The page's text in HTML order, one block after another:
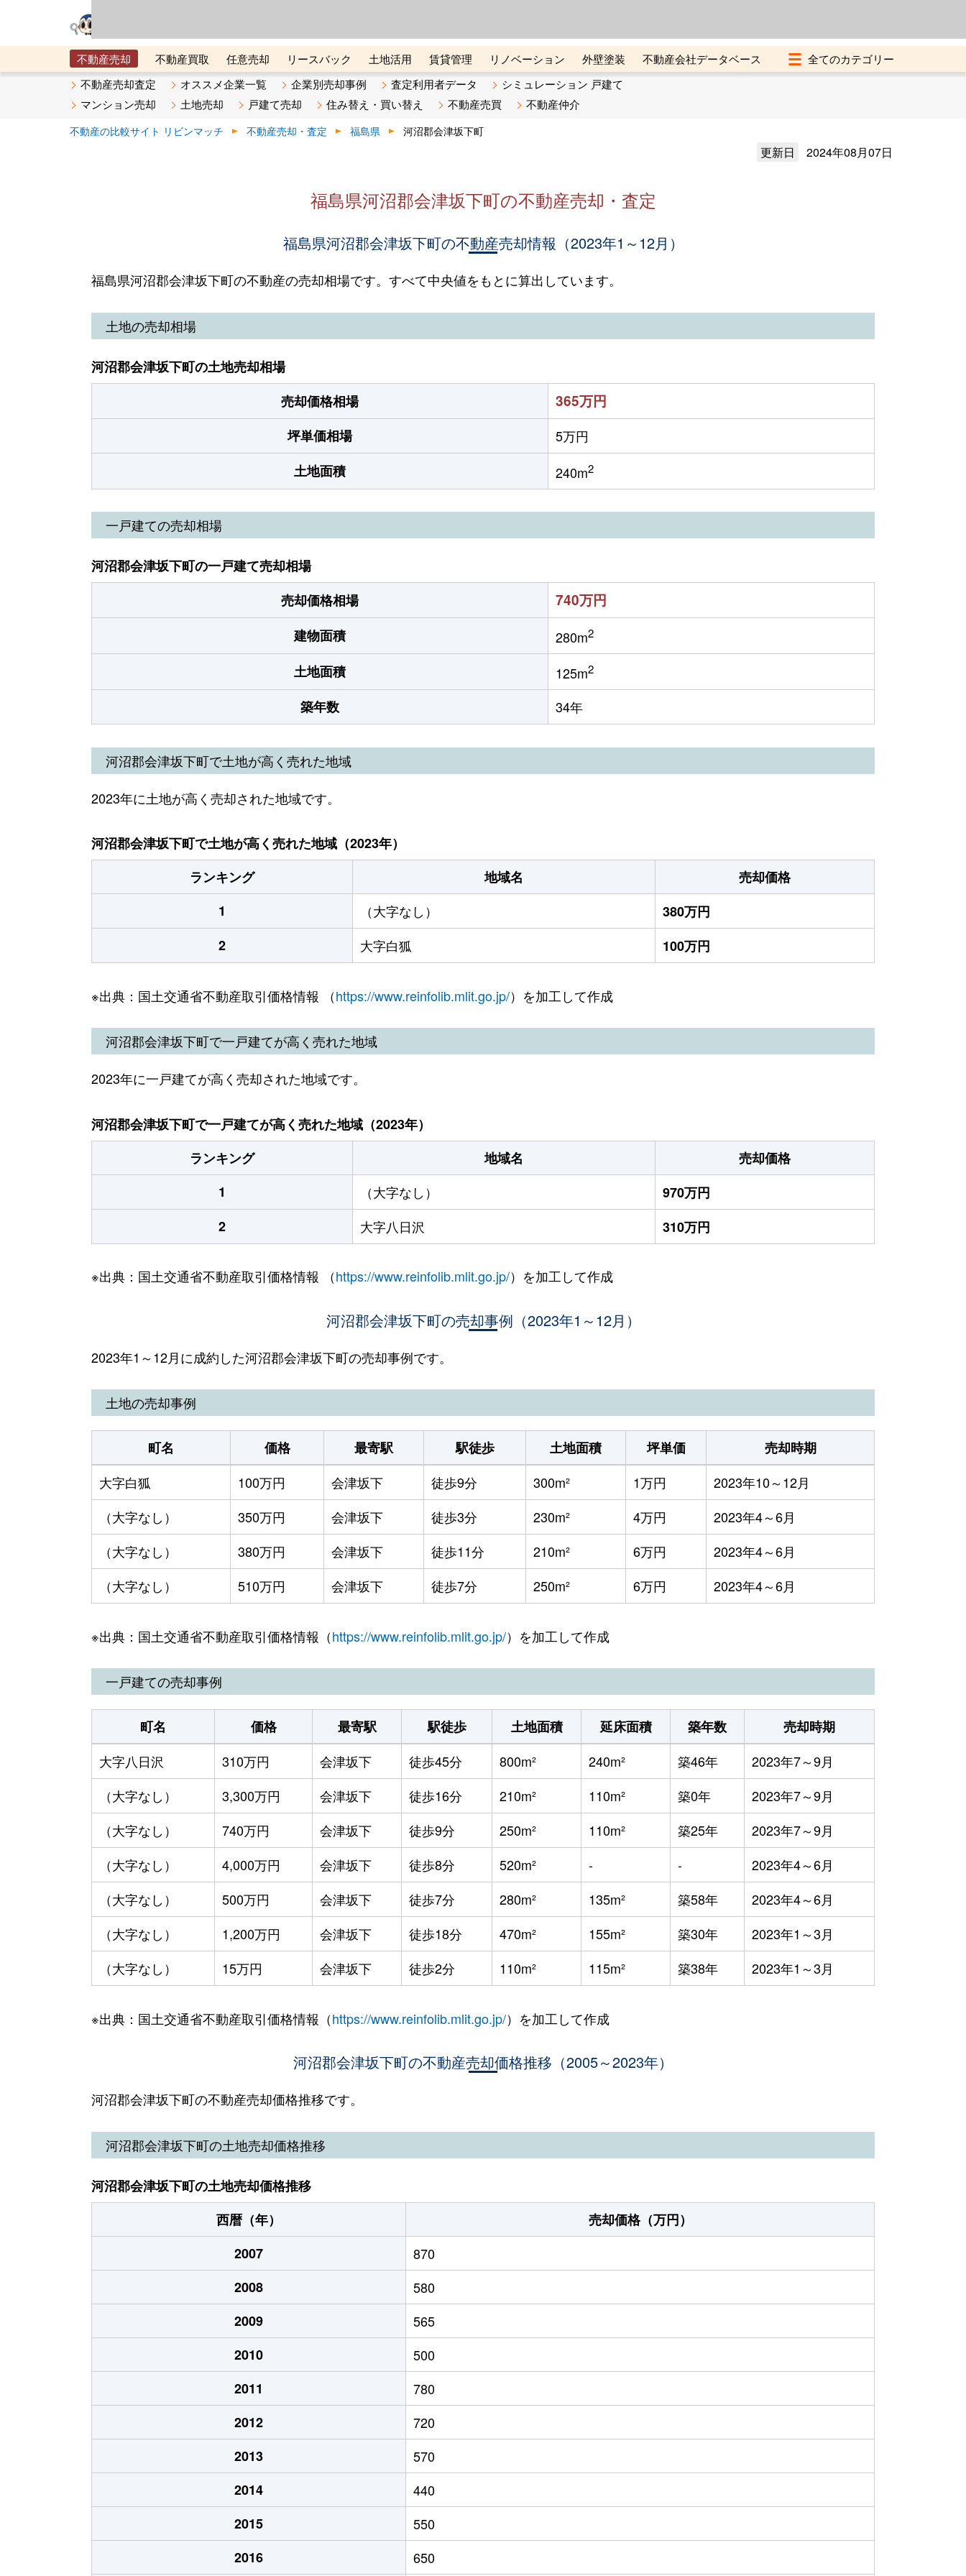
不動産売却 不動産買取 任意売却 リースバック 土地活用 賃貸管理 リノベーション 外壁塗装
不動産会社データベース
メタ住宅展示場
ベスト不動産カンパニー オンライン講座 リビンマガジンBiz 不動産売却ご相談デスク
不動産売却査定 オススメ企業一覧 企業別売却事例 査定利用者データ
シミュレーション 戸建て
マンション売却
土地売却 戸建て売却 住み替え・買い替え 不動産売買 不動産仲介
不動産の比較サイト リビンマッチ 不動産売却・査定 福島県 河沼郡会津坂下町
更新日 2024年08月07日
福島県河沼郡会津坂下町の不動産売却・査定
福島県河沼郡会津坂下町の不動産売却情報（2023年1～12月）
福島県河沼郡会津坂下町の不動産の売却相場です。すべて中央値をもとに算出しています。
土地の売却相場
河沼郡会津坂下町の土地売却相場
売却価格相場
365万円
坪単価相場
5万円
土地面積
240m2
一戸建ての売却相場
河沼郡会津坂下町の一戸建て売却相場
売却価格相場
740万円
建物面積 280m2
土地面積 125m2
築年数 34年
河沼郡会津坂下町で土地が高く売れた地域
2023年に土地が高く売却された地域です。
河沼郡会津坂下町で土地が高く売れた地域（2023年）
ランキング
地域名
売却価格
1
（大字なし）
380万円
2
大字白狐 100万円
※出典：国土交通省不動産取引価格情報 （https://www.reinfolib.mlit.go.jp/）を加工して作成
河沼郡会津坂下町で一戸建てが高く売れた地域
2023年に一戸建てが高く売却された地域です。
河沼郡会津坂下町で一戸建てが高く売れた地域（2023年）
ランキング
地域名
売却価格
1
（大字なし）
970万円
2
大字八日沢 310万円
※出典：国土交通省不動産取引価格情報 （https://www.reinfolib.mlit.go.jp/）を加工して作成
河沼郡会津坂下町の売却事例（2023年1～12月）
2023年1～12月に成約した河沼郡会津坂下町の売却事例です。
土地の売却事例
町名 価格 最寄駅 駅徒歩 土地面積 坪単価
売却時期
大字白狐
100万円 会津坂下 徒歩9分 300m² 1万円
2023年10～12月
（大字なし）
350万円 会津坂下 徒歩3分 230m² 4万円
2023年4～6月
（大字なし）
380万円 会津坂下 徒歩11分 210m² 6万円
2023年4～6月
（大字なし）
510万円 会津坂下 徒歩7分 250m² 6万円 2023年4～6月
※出典：国土交通省不動産取引価格情報（https://www.reinfolib.mlit.go.jp/）を加工して作成
一戸建ての売却事例
町名 価格 最寄駅 駅徒歩 土地面積 延床面積 築年数
売却時期
大字八日沢
310万円 会津坂下 徒歩45分 800m² 240m² 築46年
2023年7～9月
（大字なし）
3,300万円 会津坂下 徒歩16分 210m² 110m² 築0年
2023年7～9月
（大字なし）
740万円 会津坂下 徒歩9分 250m² 110m² 築25年
2023年7～9月
（大字なし）
4,000万円 会津坂下 徒歩8分 520m² - -
2023年4～6月
（大字なし）
500万円 会津坂下 徒歩7分 280m² 135m² 築58年
2023年4～6月
（大字なし）
1,200万円 会津坂下 徒歩18分 470m² 155m² 築30年
2023年1～3月
（大字なし）
15万円 会津坂下 徒歩2分 110m² 115m² 築38年 2023年1～3月
※出典：国土交通省不動産取引価格情報（https://www.reinfolib.mlit.go.jp/）を加工して作成
河沼郡会津坂下町の不動産売却価格推移（2005～2023年）
河沼郡会津坂下町の不動産売却価格推移です。
河沼郡会津坂下町の土地売却価格推移
河沼郡会津坂下町の土地売却価格推移
西暦（年）
売却価格（万円）
2007
870
2008
580
2009
565
2010
500
2011
780
2012
720
2013
570
2014
440
2015
550
2016
650